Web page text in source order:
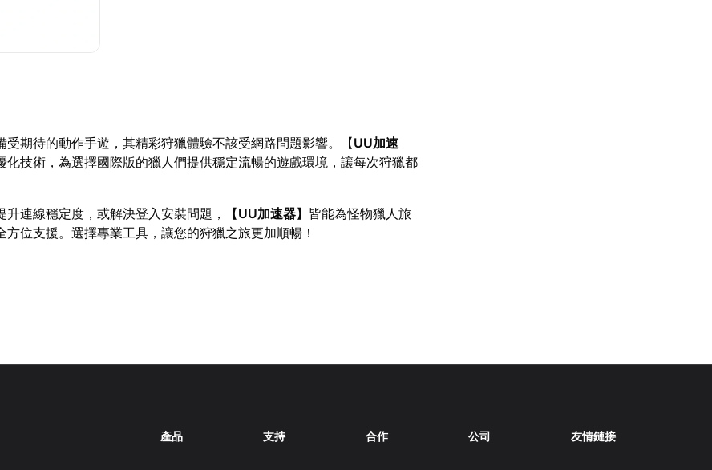
受期待的動作手遊，其精彩狩獵體驗不該受網路問題影響。【UU加速
化技術，為選擇國際版的獵人們提供穩定流暢的遊戲環境，讓每次狩獵都
升連線穩定度，或解決登入安裝問題，【UU加速器】皆能為怪物獵人旅
方位支援。選擇專業工具，讓您的狩獵之旅更加順暢！
產品 支持 合作 公司 友情鏈接